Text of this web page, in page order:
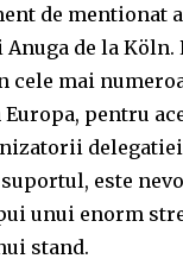
de mentionat
de la Köln.
cele mai
pentru
este
unui enorm
stand.